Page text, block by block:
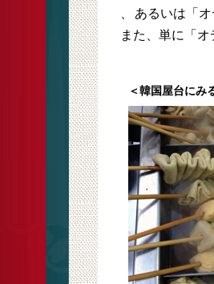
、
あるいは「
また、単に「
＜韓国屋台にみ